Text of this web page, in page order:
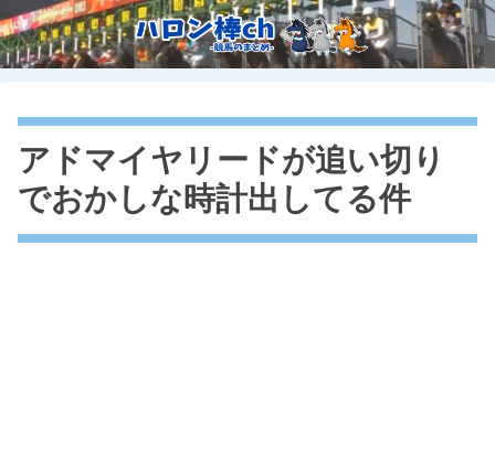
アドマイヤリードが追い切り
でおかしな時計出してる件